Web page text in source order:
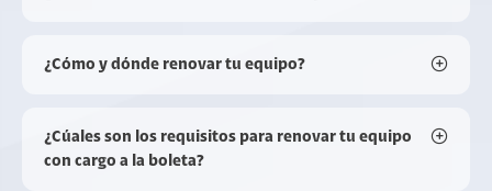
¿Cómo y dónde renovar tu equipo?
¿Cúales son los requisitos para renovar tu equipo
con cargo a la boleta?